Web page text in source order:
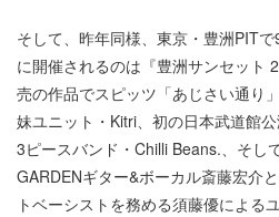
そして、昨年同様、東京・豊洲PITで
に開催されるのは『豊洲サンセット
売の作品でスピッツ「あじさい通り
妹ユニット・Kitri、初の日本武道館
3ピースバンド・Chilli Beans.、そし
GARDENギター&ボーカル斎藤宏介
トベーシストを務める須藤優による